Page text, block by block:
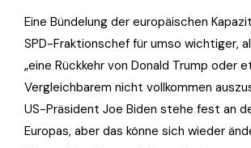
Eine Bündelung der europäischen
SPD-Fraktionschef für umso wichtiger,
„eine Rückkehr von Donald Trump oder
Vergleichbarem nicht vollkommen
US-Präsident Joe Biden stehe fest an
Europas, aber das könne sich wieder